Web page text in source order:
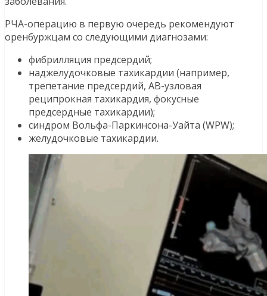
РЧА-операцию в первую очередь рекомендуют
оренбуржцам со следующими диагнозами:
фибрилляция предсердий;
наджелудочковые тахикардии (например,
трепетание предсердий, АВ-узловая
реципрокная тахикардия, фокусные
предсердные тахикардии);
синдром Вольфа-Паркинсона-Уайта (WPW);
желудочковые тахикардии.